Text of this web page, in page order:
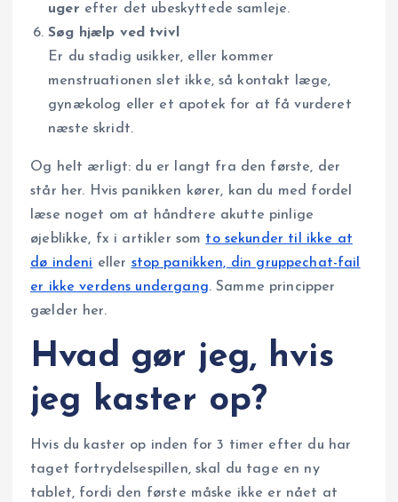
uger efter det ubeskyttede samleje.
Søg hjælp ved tvivl
Er du stadig usikker, eller kommer
menstruationen slet ikke, så kontakt læge,
gynækolog eller et apotek for at få vurderet
næste skridt.
Og helt ærligt: du er langt fra den første, der
står her. Hvis panikken kører, kan du med fordel
læse noget om at håndtere akutte pinlige
øjeblikke, fx i artikler som to sekunder til ikke at
dø indeni eller stop panikken, din gruppechat-fail
er ikke verdens undergang. Samme principper
gælder her.
Hvad gør jeg, hvis
jeg kaster op?
Hvis du kaster op inden for 3 timer efter du har
taget fortrydelsespillen, skal du tage en ny
tablet, fordi den første måske ikke er nået at